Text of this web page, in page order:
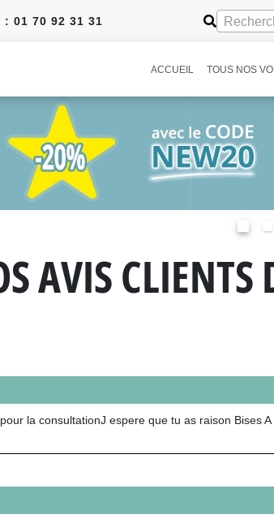
: 01 70 92 31 31
ACCUEIL TOUS NOS
AVIS CLIENTS
la consultationJ espere que tu as raison Bises